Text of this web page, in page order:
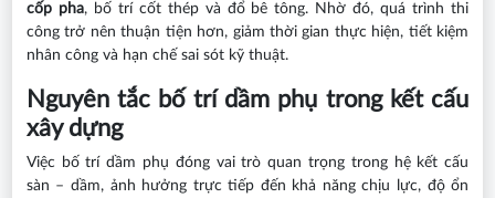
cốp pha, bố trí cốt thép và đổ bê tông. Nhờ đó, quá trình thi
công trở nên thuận tiện hơn, giảm thời gian thực hiện, tiết kiệm
nhân công và hạn chế sai sót kỹ thuật.
Nguyên tắc bố trí dầm phụ trong kết cấu
xây dựng
Việc bố trí dầm phụ đóng vai trò quan trọng trong hệ kết cấu
sàn – dầm, ảnh hưởng trực tiếp đến khả năng chịu lực, độ ổn